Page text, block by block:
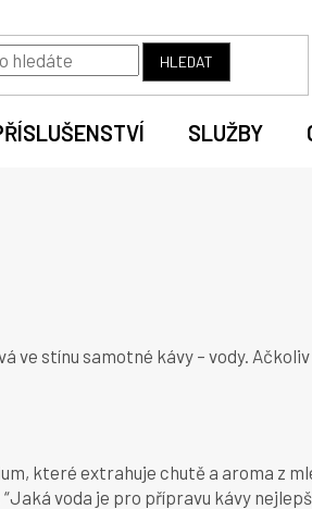
HLEDAT
SLUŽBY
ve stínu samotné kávy – vody.
které extrahuje chutě a aroma z
voda je pro přípravu kávy